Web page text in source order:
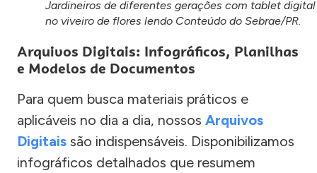
Jardineiros de diferentes gerações com tablet digital
no viveiro de flores lendo Conteúdo do Sebrae/PR.
Arquivos Digitais: Infográficos, Planilhas
e Modelos de Documentos
Para quem busca materiais práticos e
aplicáveis no dia a dia, nossos Arquivos
Digitais são indispensáveis. Disponibilizamos
infográficos detalhados que resumem